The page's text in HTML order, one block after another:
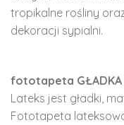
tropikalne rośliny
dekoracji sypialni.
fototapeta GŁADKA
Lateks jest gładki,
Fototapeta